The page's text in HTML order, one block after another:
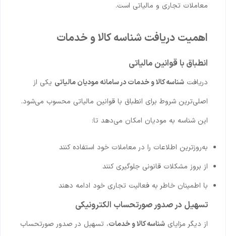
معاملات تجاری و مالیاتی است.
اهمیت دریافت شناسه کالا و خدمات
انطباق با قوانین مالیاتی
دریافت شناسه کالا و خدمات در سامانه مودیان مالیاتی یکی از
اصلی‌ترین شروط برای انطباق با قوانین مالیاتی محسوب می‌شود.
این شناسه به مودیان امکان می‌دهد تا:
به‌روزترین اطلاعات را در معاملات خود استفاده کنند
از بروز مشکلات قانونی جلوگیری کنند
با اطمینان خاطر به فعالیت تجاری خود ادامه دهند
تسهیل در صدور صورتحساب الکترونیکی
از دیگر مزایای شناسه کالا و خدمات، تسهیل در صدور صورتحساب